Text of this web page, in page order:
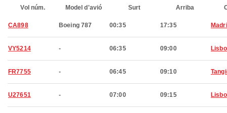
Vol núm. Model d'avió Surt Arriba
CA898 Boeing 787 00:35 17:35
VY5214 - 06:35 09:00
FR7755 - 06:45 09:10
U27651 - 07:00 09:15